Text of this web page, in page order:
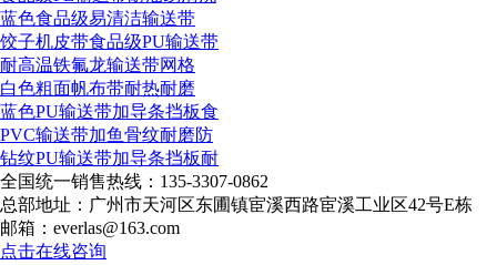
蓝色食品级易清洁输送带
饺子机皮带食品级PU输送带
耐高温铁氟龙输送带网格
白色粗面帆布带耐热耐磨
蓝色PU输送带加导条挡板食
PVC输送带加鱼骨纹耐磨防
钻纹PU输送带加导条挡板耐
全国统一销售热线： 135-3307-0862
总部地址：广州市天河区东圃镇宦溪西路宦溪工业区42号E栋
邮箱：everlas@163.com
点击在线咨询